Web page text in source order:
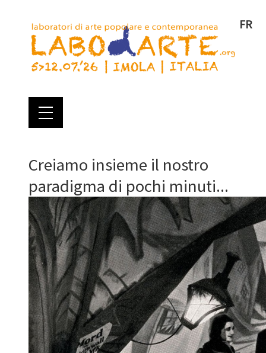
FR
Creiamo insieme il nostro
paradigma di pochi minuti...